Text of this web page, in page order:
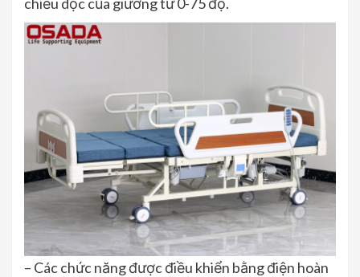
– Các chức năng được điều khiển bằng điện hoàn